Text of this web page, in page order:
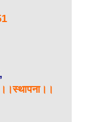
।।स्थापना।।